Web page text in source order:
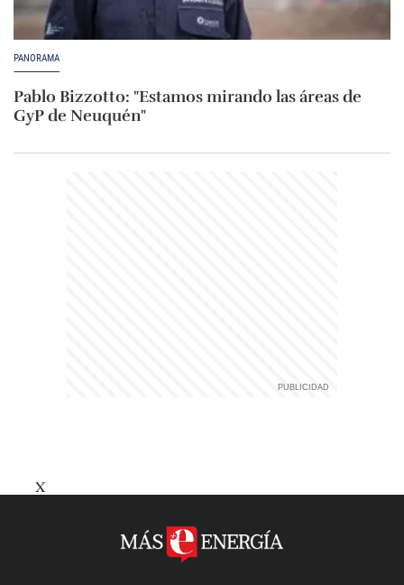
PANORAMA
Pablo Bizzotto: "Estamos mirando las áreas de
GyP de Neuquén"
X